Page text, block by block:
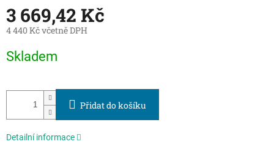
3 669,42 Kč
4 440 Kč včetně DPH
cena:
Skladem
Přidat do košíku
Detailní informace